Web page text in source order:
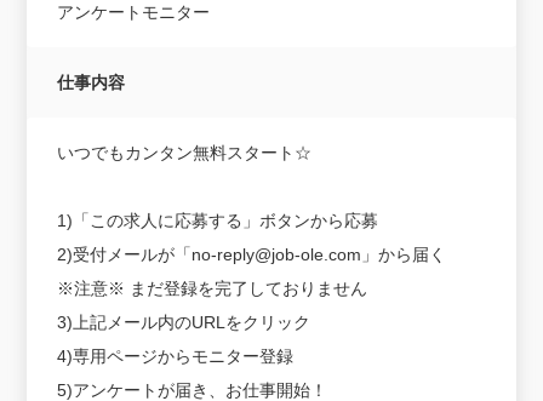
アンケートモニター
仕事内容
いつでもカンタン無料スタート☆
1)「この求人に応募する」ボタンから応募
2)受付メールが「no-reply@job-ole.com」から届く
※注意※ まだ登録を完了しておりません
3)上記メール内のURLをクリック
4)専用ページからモニター登録
5)アンケートが届き、お仕事開始！